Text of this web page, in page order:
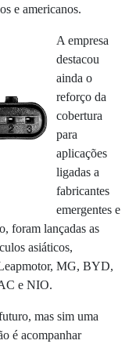
e americanos.
A empresa
destacou
ainda o
reforço da
cobertura
para
aplicações
ligadas a
fabricantes
emergentes e
foram lançadas as
asiáticos,
MG, BYD,
e NIO.
mas sim uma
é acompanhar